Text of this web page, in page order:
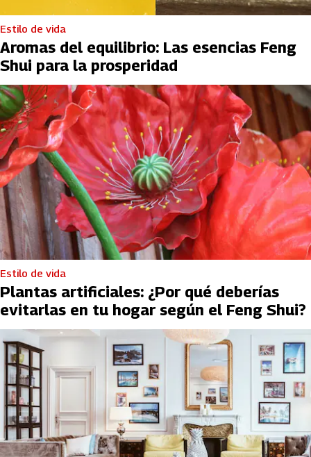
Estilo de vida
Aromas del equilibrio: Las esencias Feng
Shui para la prosperidad
Estilo de vida
Plantas artificiales: ¿Por qué deberías
evitarlas en tu hogar según el Feng Shui?